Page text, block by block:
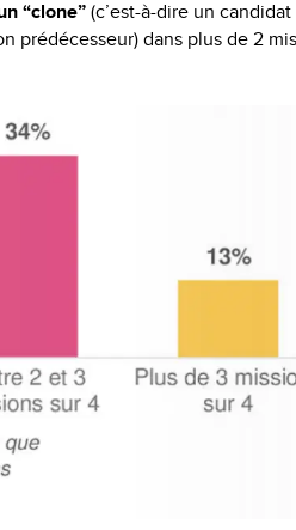
“clone” (c’est-à-dire un
prédécesseur) dans plus de 2